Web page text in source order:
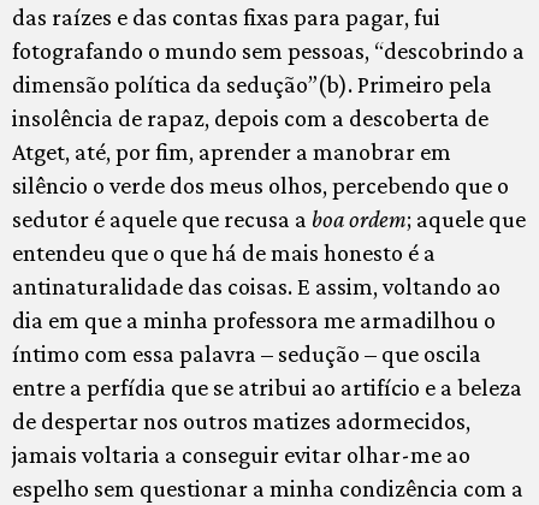
das raízes e das contas fixas para pagar, fui
fotografando o mundo sem pessoas, “descobrindo a
dimensão política da sedução”(b). Primeiro pela
insolência de rapaz, depois com a descoberta de
Atget, até, por fim, aprender a manobrar em
silêncio o verde dos meus olhos, percebendo que o
sedutor é aquele que recusa a boa ordem; aquele que
entendeu que o que há de mais honesto é a
antinaturalidade das coisas. E assim, voltando ao
dia em que a minha professora me armadilhou o
íntimo com essa palavra – sedução – que oscila
entre a perfídia que se atribui ao artifício e a beleza
de despertar nos outros matizes adormecidos,
jamais voltaria a conseguir evitar olhar-me ao
espelho sem questionar a minha condizência com a